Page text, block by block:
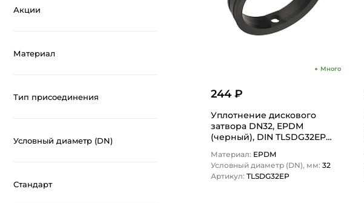
Много
244 ₽
Уплотнение дискового
затвора DN32, EPDM
(черный), DIN TLSDG32EP
Материал: EPDM
Условный диаметр (DN), мм: 32
Артикул: TLSDG32EP
Акции
Материал
Тип присоединения
Условный диаметр (DN)
Стандарт